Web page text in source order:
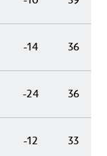
-14 36
-24 36
-12 33